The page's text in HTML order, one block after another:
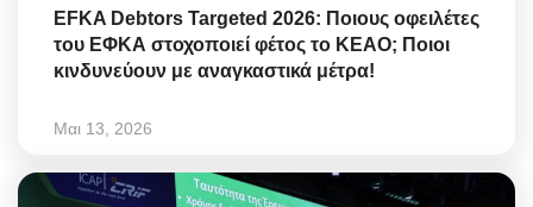
EFKA Debtors Targeted 2026: Ποιους οφειλέτες
του ΕΦΚΑ στοχοποιεί φέτος το ΚΕΑΟ; Ποιοι
κινδυνεύουν με αναγκαστικά μέτρα!
Μαι 13, 2026